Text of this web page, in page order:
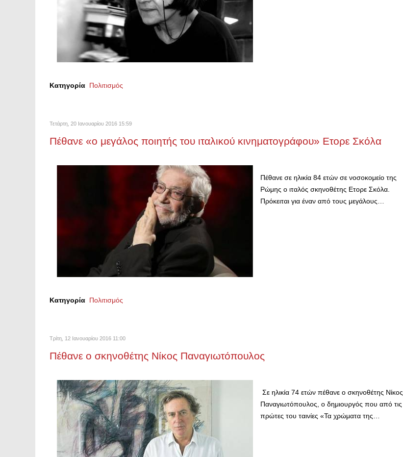
Κατηγορία Πολιτισμός
Τετάρτη, 20 Ιανουαρίου 2016 15:59
Πέθανε «ο μεγάλος ποιητής του ιταλικού κινηματογράφου» Ετορε Σκόλα
Πέθανε σε ηλικία 84 ετών σε νοσοκομείο της
Ρώμης ο ιταλός σκηνοθέτης Ετορε Σκόλα.
Πρόκειται για έναν από τους μεγάλους…
Κατηγορία Πολιτισμός
Τρίτη, 12 Ιανουαρίου 2016 11:00
Πέθανε ο σκηνοθέτης Νίκος Παναγιωτόπουλος
Σε ηλικία 74 ετών πέθανε o σκηνοθέτης Nίκος
Παναγιωτόπουλος, ο δημιουργός που από τις
πρώτες του ταινίες «Τα χρώματα της…